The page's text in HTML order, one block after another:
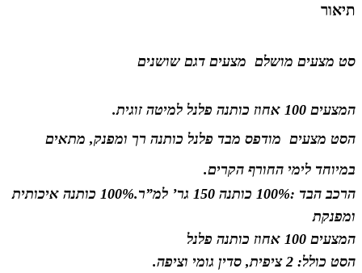
תיאור
סט מצעים מושלם מצעים דגם שושנים
המצעים 100 אחוז כותנה פלנל
למיטה זוגית.
הסט מצעים מודפס מבד פלנל כותנה רך ומפנק, מתאים
במיוחד לימי החורף הקרים.
הרכב הבד :100% כותנה 150 גר’ למ”ר.
100% כותנה איכותית
ומפנקת
המצעים 100 אחוז כותנה פלנל
הסט כולל: 2 ציפית, סדין גומי וציפה.